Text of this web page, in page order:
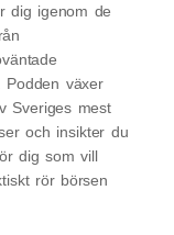
dig igenom de
Podden växer
Sveriges mest
och insikter du
dig som vill
rör börsen